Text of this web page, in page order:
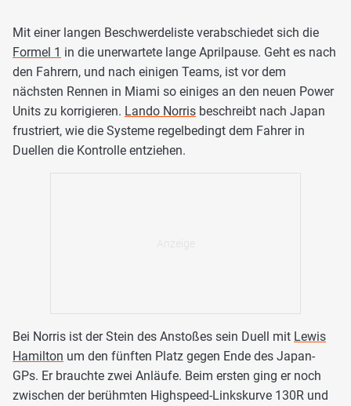
Mit einer langen Beschwerdeliste verabschiedet sich die
Formel 1 in die unerwartete lange Aprilpause. Geht es nach
den Fahrern, und nach einigen Teams, ist vor dem
nächsten Rennen in Miami so einiges an den neuen Power
Units zu korrigieren. Lando Norris beschreibt nach Japan
frustriert, wie die Systeme regelbedingt dem Fahrer in
Duellen die Kontrolle entziehen.
Bei Norris ist der Stein des Anstoßes sein Duell mit Lewis
Hamilton um den fünften Platz gegen Ende des Japan-
GPs. Er brauchte zwei Anläufe. Beim ersten ging er noch
zwischen der berühmten Highspeed-Linkskurve 130R und